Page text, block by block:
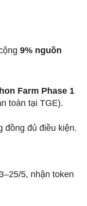
9% nguồn
Farm Phase 1
toàn tại TGE).
đồng đủ điều kiện.
5, nhận token